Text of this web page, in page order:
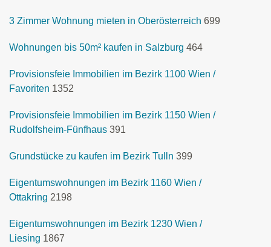
3 Zimmer Wohnung mieten in Oberösterreich 699
Wohnungen bis 50m² kaufen in Salzburg 464
Provisionsfeie Immobilien im Bezirk 1100 Wien /
Favoriten 1352
Provisionsfeie Immobilien im Bezirk 1150 Wien /
Rudolfsheim-Fünfhaus 391
Grundstücke zu kaufen im Bezirk Tulln 399
Eigentumswohnungen im Bezirk 1160 Wien /
Ottakring 2198
Eigentumswohnungen im Bezirk 1230 Wien /
Liesing 1867